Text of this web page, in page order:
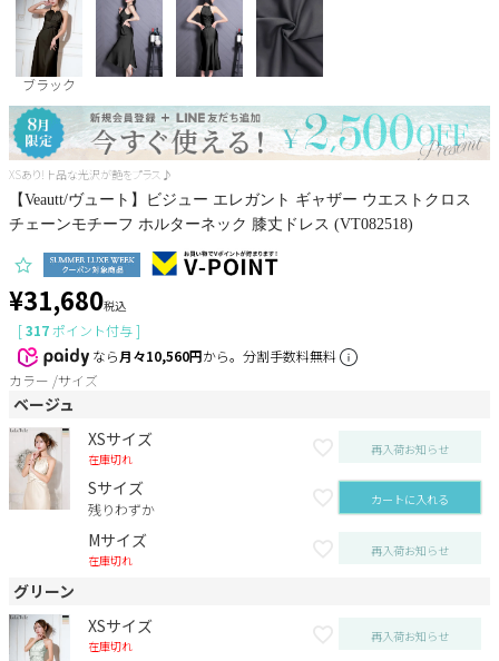
Pleaser
ブラック
XSあり!上品な光沢が艶をプラス♪
【Veautt/ヴュート】ビジュー エレガント ギャザー ウエストクロス
チェーンモチーフ ホルターネック 膝丈ドレス (VT082518)
¥31,680税込
[317ポイント付与 ]
なら月々10,560円から。分割手数料無料
カラー サイズ
ベージュ
XSサイズ
在庫切れ
再入荷お知らせ
Sサイズ
残りわずか カートに入れる
Mサイズ
在庫切れ
再入荷お知らせ
グリーン
XSサイズ
在庫切れ
再入荷お知らせ